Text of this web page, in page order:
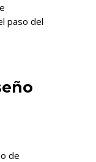
paso del
de